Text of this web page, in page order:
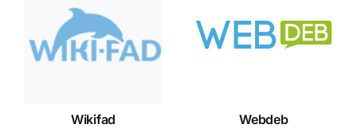
Wikifad
Wikifad
Webdeb
Webdeb